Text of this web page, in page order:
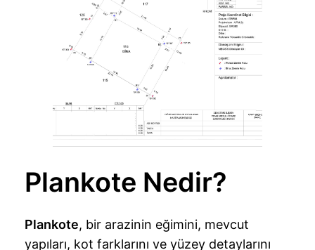
Plankote Nedir?
Plankote, bir arazinin eğimini, mevcut
yapıları, kot farklarını ve yüzey detaylarını